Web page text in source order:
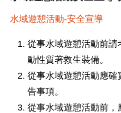
水域遊憩活動-安全宣導
從事水域遊憩活動前
動性質著救生裝備。
從事水域遊憩活動應確
告事項。
從事水域遊憩活動前，